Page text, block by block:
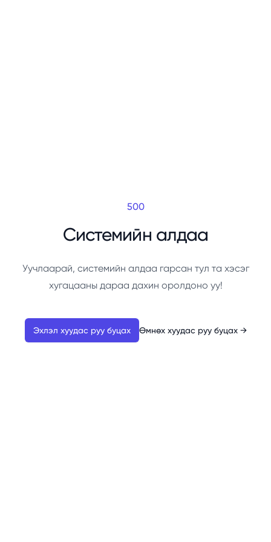
500
Системийн алдаа
Уучлаарай, системийн алдаа гарсан тул та хэсэг
хугацааны дараа дахин оролдоно уу!
Эхлэл хуудас руу буцах Өмнөх хуудас руу буцах →